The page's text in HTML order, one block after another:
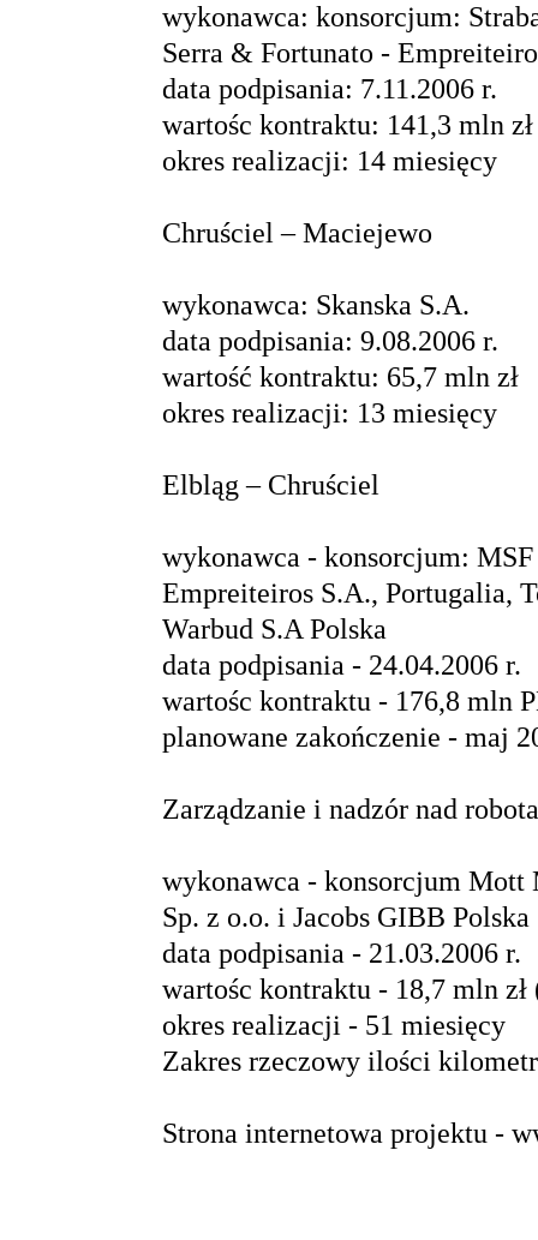
wykonawca: konsorcjum:
Serra & Fortunato -
data podpisania: 7.11.2006 r.
wartośc kontraktu: 141,3 mln zł
okres realizacji: 14 miesięcy
Chruściel – Maciejewo
wykonawca: Skanska S.A.
data podpisania: 9.08.2006 r.
wartość kontraktu: 65,7 mln zł
okres realizacji: 13 miesięcy
Elbląg – Chruściel
wykonawca - konsorcjum:
Empreiteiros S.A., Portugalia,
Warbud S.A Polska
data podpisania - 24.04.2006 r.
wartośc kontraktu - 176,8 mln
planowane zakończenie - maj
Zarządzanie i nadzór nad
wykonawca - konsorcjum
Sp. z o.o. i Jacobs GIBB Polska
data podpisania - 21.03.2006 r.
wartośc kontraktu - 18,7 mln zł
okres realizacji - 51 miesięcy
Zakres rzeczowy ilości
Strona internetowa projektu -